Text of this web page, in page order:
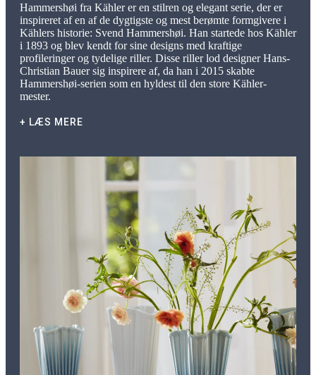
Hammershøi fra Kähler er en stilren og elegant serie, der er
inspireret af en af de dygtigste og mest berømte formgivere i
Kählers historie: Svend Hammershøi. Han startede hos Kähler
i 1893 og blev kendt for sine designs med kraftige
profileringer og tydelige riller. Disse riller lod designer Hans-
Christian Bauer sig inspirere af, da han i 2015 skabte
Hammershøi-serien som en hyldest til den store Kähler-
mester.
+ LÆS MERE